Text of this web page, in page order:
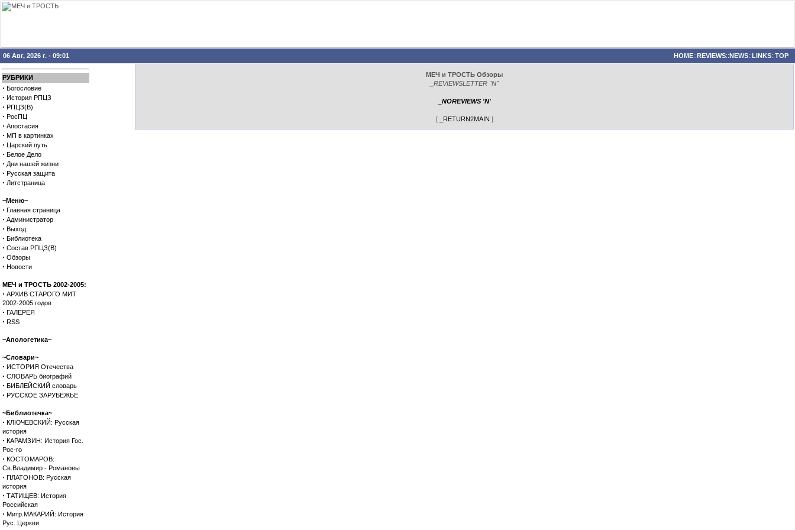
06 Авг, 2026 г. - 09:01 HOME::REVIEWS::NEWS::LINKS::TOP
РУБРИКИ
· Богословие
· История РПЦЗ
· РПЦЗ(В)
· РосПЦ
· Апостасия
· МП в картинках
· Царский путь
· Белое Дело
· Дни нашей жизни
· Русская защита
· Литстраница
~Меню~
· Главная страница
· Администратор
· Выход
· Библиотека
· Состав РПЦЗ(В)
· Обзоры
· Новости
МЕЧ и ТРОСТЬ 2002-2005:
· АРХИВ СТАРОГО МИТ
2002-2005 годов
· ГАЛЕРЕЯ
· RSS
~Апологетика~
~Словари~
· ИСТОРИЯ Отечества
· СЛОВАРЬ биографий
· БИБЛЕЙСКИЙ словарь
· РУССКОЕ ЗАРУБЕЖЬЕ
~Библиотечка~
· КЛЮЧЕВСКИЙ: Русская
история
· КАРАМЗИН: История Гос.
Рос-го
· КОСТОМАРОВ:
Св.Владимир - Романовы
· ПЛАТОНОВ: Русская
история
· ТАТИЩЕВ: История
Российская
· Митр.МАКАРИЙ: История
Рус. Церкви
МЕЧ и ТРОСТЬ Обзоры
_REVIEWSLETTER "N"
_NOREVIEWS 'N'
[ _RETURN2MAIN ]